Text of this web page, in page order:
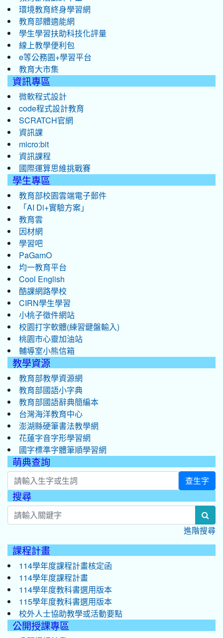
環境教育終身學習網
教育部體適能網
學生學習扶助科技化評量
線上教學便利包
e等公務園+學習平台
教育大市集
資訊專區
微軟程式設計
code程式設計教育
SCRATCH官網
資訊課
micro:bit
資訊課程
國際運算思維挑戰賽
學生專區
教育部校園雲端電子郵件
「AI Di+實驗方案」
教育雲
因材網
學習吧
PaGamO
均一教育平台
Cool English
酷課網路學校
CIRN學生學習
小桃子徵件網站
校園打字軟體(練習鍵盤輸入)
桃園市心靈加油站
輔導室小熊信箱
教學資源
教育部教學資源網
教育部國語小字典
教育部國語辭典簡編本
台灣海洋教育中心
澎湖縣硬筆書法教學網
花蓮字音字形學習網
國字標準字體筆順學習網
萌典查詢
查生字
搜尋
進階搜尋
課程計畫
114學年度課程計畫核定函
114學年度課程計畫
114學年度教科書選用版本
115學年度教科書選用版本
校外人士協助教學或活動要點
公開授課專區